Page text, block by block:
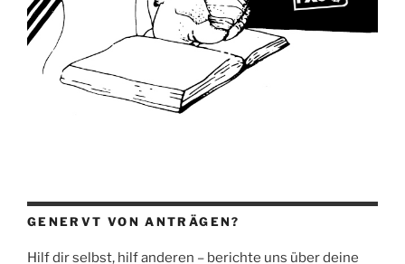
GENERVT VON ANTRÄGEN?
Hilf dir selbst, hilf anderen – berichte uns über deine